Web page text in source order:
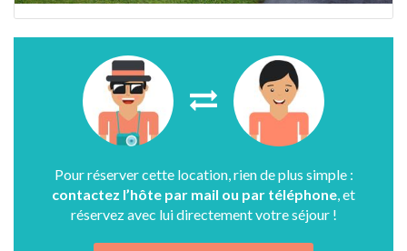
Pour réserver cette location, rien de plus simple :
contactez l’hôte par mail ou par téléphone , et
réservez avec lui directement votre séjour !